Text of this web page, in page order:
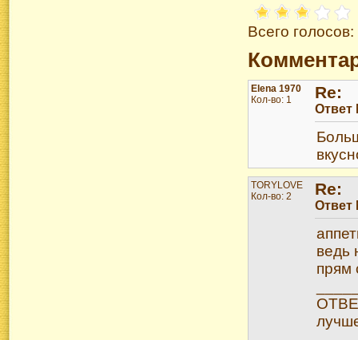
Всего
Elena 1970
Кол-во: 1
Re:
TORYLOVE
Кол-во: 2
Re:
ведь
прям